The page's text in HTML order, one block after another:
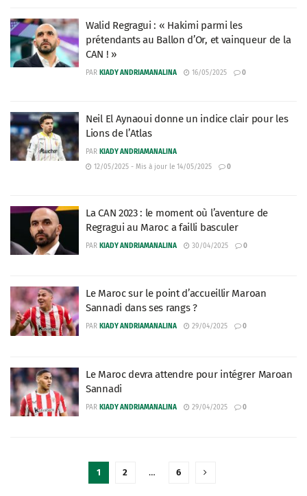
Walid Regragui : « Hakimi parmi les
prétendants au Ballon d’Or, et vainqueur de la
CAN ! »
PAR KIADY ANDRIAMANALINA 16/05/2025 0
Neil El Aynaoui donne un indice clair pour les
Lions de l’Atlas
PAR KIADY ANDRIAMANALINA
12/05/2025 - Mis à jour le 14/05/2025
0
La CAN 2023 : le moment où l’aventure de
Regragui au Maroc a failli basculer
PAR KIADY ANDRIAMANALINA 30/04/2025 0
Le Maroc sur le point d’accueillir Maroan
Sannadi dans ses rangs ?
PAR KIADY ANDRIAMANALINA 29/04/2025 0
Le Maroc devra attendre pour intégrer Maroan
Sannadi
PAR KIADY ANDRIAMANALINA 29/04/2025 0
1 2 … 6